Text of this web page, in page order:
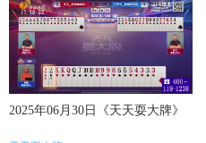
2025年06月30日《天天耍大牌》